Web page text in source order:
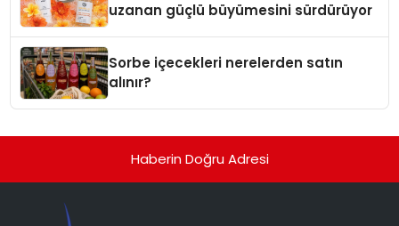
uzanan güçlü büyümesini sürdürüyor
Sorbe içecekleri nerelerden satın
alınır?
Haberin Doğru Adresi